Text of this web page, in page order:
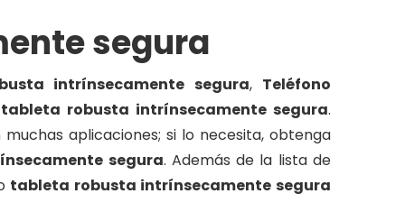
segura
intrínsecamente segura, Teléfono
tableta robusta intrínsecamente segura.
aplicaciones; si lo necesita, obtenga
segura. Además de la lista de
tableta robusta intrínsecamente segura